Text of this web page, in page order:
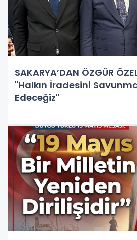
SAKARYA’DAN ÖZGÜR
"Halkın İradesini
Edeceğiz"